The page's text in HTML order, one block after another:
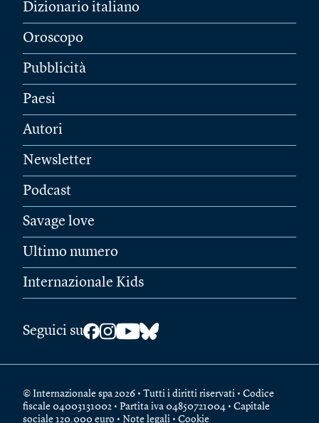
Dizionario italiano
Oroscopo
Pubblicità
Paesi
Autori
Newsletter
Podcast
Savage love
Ultimo numero
Internazionale Kids
Seguici su
© Internazionale spa 2026 • Tutti i diritti riservati • Codice
fiscale 04003131002 • Partita iva 04850721004 • Capitale
sociale 120.000 euro • Note legali • Cookie